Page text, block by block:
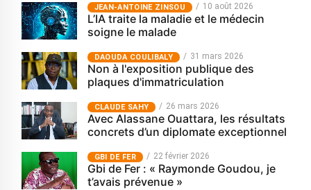
JEAN-ANTOINE ZINSOU 10 août 2026
L’IA traite la maladie et le médecin
soigne le malade
‎DAOUDA COULIBALY 31 mars 2026
Non à l'exposition publique des
plaques d'immatriculation
CLAUDE SAHY 26 mars 2026
Avec Alassane Ouattara, les résultats
concrets d’un diplomate exceptionnel
GBI DE FER 22 février 2026
Gbi de Fer : « Raymonde Goudou, je
t’avais prévenue »